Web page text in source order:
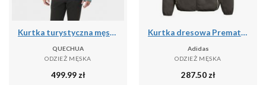
Kurtka turystyczna męska zimowa Quechua NH500 3w1 mountain -10°C wodoodporna
QUECHUA
ODZIEŻ MĘSKA
499.99 zł
Kurtka dresowa Prematch Real Madrid 2025/26
Adidas
ODZIEŻ MĘSKA
287.50 zł